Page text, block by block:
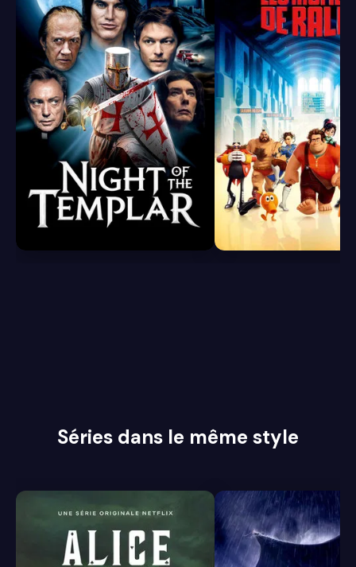
3.9
Séries dans le même style